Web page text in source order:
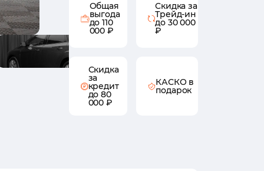
Общая
выгода
до 110
000 ₽
Скидка за
Трейд-ин
до 30 000
₽
Скидка
за
кредит
до 80
000 ₽
КАСКО в
подарок